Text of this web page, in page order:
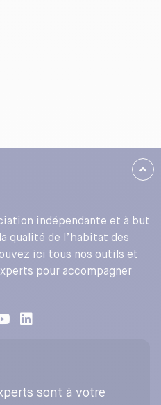
indépendante et à but
qualité de l’habitat des
ici tous nos outils et
pour accompagner
sont à votre